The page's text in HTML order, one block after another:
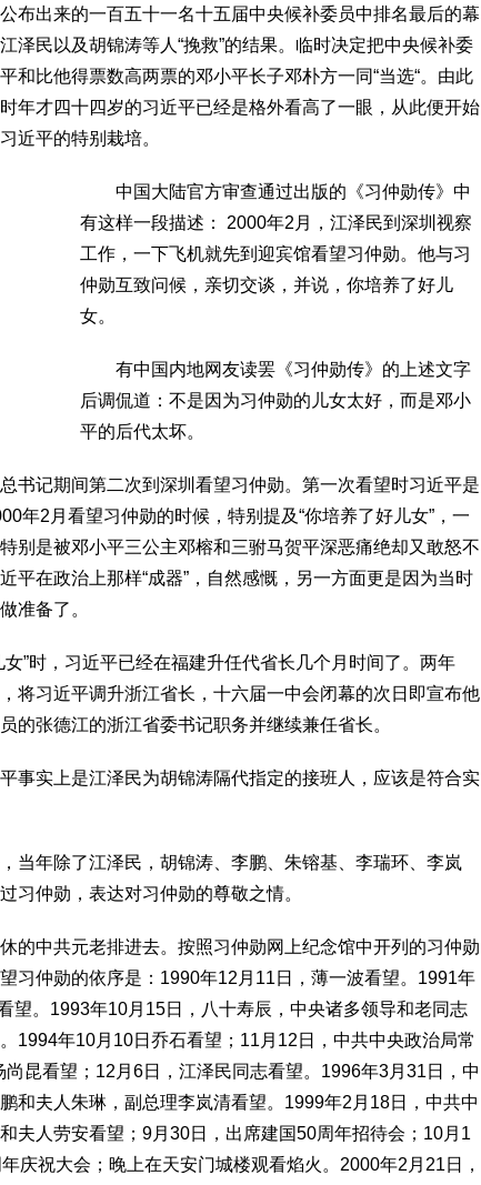
出来的一百五十一名十五届中央候补委员中排名最后的幕
泽民以及胡锦涛等人“挽救”的结果。临时决定把中央候补委
和比他得票数高两票的邓小平长子邓朴方一同“当选“。由此
年才四十四岁的习近平已经是格外看高了一眼，从此便开始
近平的特别栽培。
中国大陆官方审查通过出版的《习仲勋传》中
有这样一段描述： 2000年2月，江泽民到深圳视察
工作，一下飞机就先到迎宾馆看望习仲勋。他与习
仲勋互致问候，亲切交谈，并说，你培养了好儿
女。
有中国内地网友读罢《习仲勋传》的上述文字
后调侃道：不是因为习仲勋的儿女太好，而是邓小
平的后代太坏。
记期间第二次到深圳看望习仲勋。第一次看望时习近平是
年2月看望习仲勋的时候，特别提及“你培养了好儿女”，一
别是被邓小平三公主邓榕和三驸马贺平深恶痛绝却又敢怒不
平在政治上那样“成器”，自然感慨，另一方面更是因为当时
准备了。
时，习近平已经在福建升任代省长几个月时间了。两年
将习近平调升浙江省长，十六届一中会闭幕的次日即宣布他
的张德江的浙江省委书记职务并继续兼任省长。
实上是江泽民为胡锦涛隔代指定的接班人，应该是符合实
年除了江泽民，胡锦涛、李鹏、朱镕基、李瑞环、李岚
习仲勋，表达对习仲勋的尊敬之情。
中共元老排进去。按照习仲勋网上纪念馆中开列的习仲勋
习仲勋的依序是：1990年12月11日，薄一波看望。1991年
望。1993年10月15日，八十寿辰，中央诸多领导和老同志
1994年10月10日乔石看望；11月12日，中共中央政治局常
昆看望；12月6日，江泽民同志看望。1996年3月31日，中
和夫人朱琳，副总理李岚清看望。1999年2月18日，中共中
夫人劳安看望；9月30日，出席建国50周年招待会；10月1
庆祝大会；晚上在天安门城楼观看焰火。2000年2月21日，